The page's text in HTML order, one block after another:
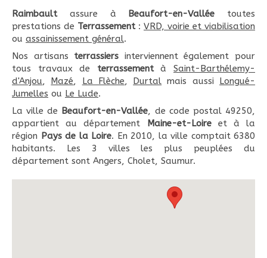
Raimbaultassure à Beaufort-en-Vallée toutes
prestations de Terrassement: VRD, voirie et viabilisation
ou assainissement général.
Nos artisans terrassiers interviennent également pour
tous travaux de terrassementàSaint-Barthélemy-
d'Anjou, Mazé, La Flèche, Durtal mais aussi Longué-
Jumelles ou Le Lude.
La ville de Beaufort-en-Vallée, de code postal 49250,
appartient au département
Maine-et-Loireet à la
région Pays de la Loire. En 2010, la ville comptait 6380
habitants. Les 3 villes les plus peuplées du
département sont Angers, Cholet, Saumur.